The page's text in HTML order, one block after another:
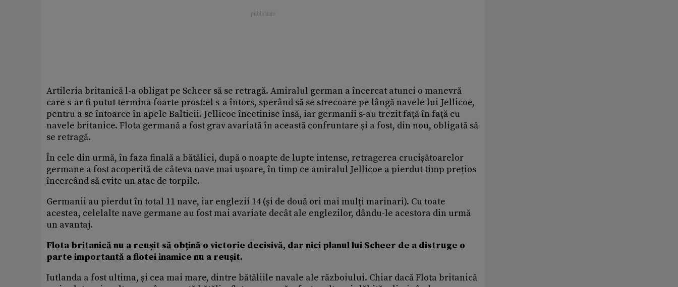
Artileria britanică l-a obligat pe Scheer să se retragă. Amiralul german a încercat atunci o manevră
care s-ar fi putut termina foarte prost:el s-a întors, sperând să se strecoare pe lângă navele lui Jellicoe,
pentru a se întoarce în apele Balticii. Jellicoe încetinise însă, iar germanii s-au trezit față în față cu
navele britanice. Flota germană a fost grav avariată în această confruntare și a fost, din nou, obligată să
se retragă.
În cele din urmă, în faza finală a bătăliei, după o noapte de lupte intense, retragerea crucișătoarelor
germane a fost acoperită de câteva nave mai ușoare, în timp ce amiralul Jellicoe a pierdut timp prețios
încercând să evite un atac de torpile.
Germanii au pierdut în total 11 nave, iar englezii 14 (și de două ori mai mulți marinari). Cu toate
acestea, celelalte nave germane au fost mai avariate decât ale englezilor, dându-le acestora din urmă
un avantaj.
Flota britanică nu a reușit să obțină o victorie decisivă, dar nici planul lui Scheer de a distruge o
parte importantă a flotei inamice nu a reușit.
Iutlanda a fost ultima, și cea mai mare, dintre bătăliile navale ale războiului. Chiar dacă Flota britanică